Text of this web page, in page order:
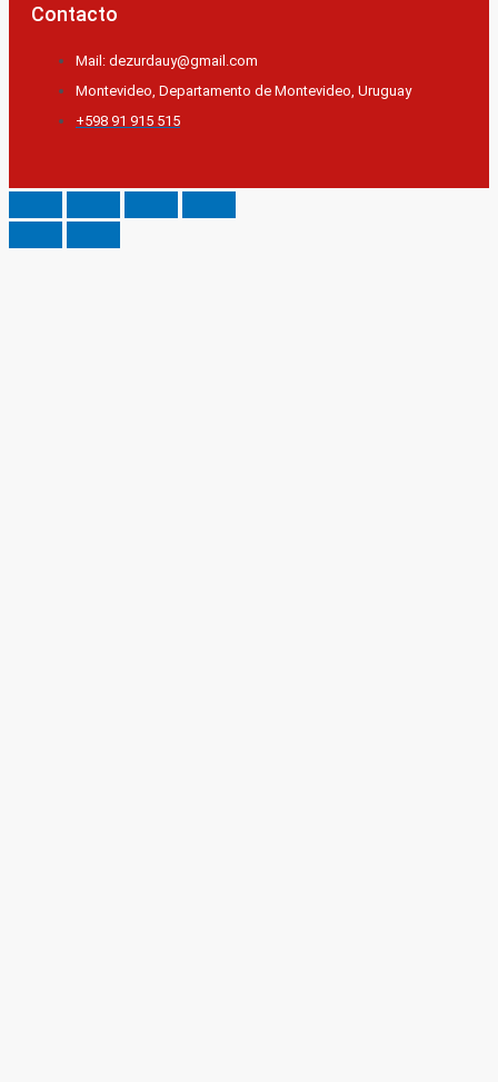
Contacto
Mail: dezurdauy@gmail.com
Montevideo, Departamento de Montevideo, Uruguay
+598 91 915 515